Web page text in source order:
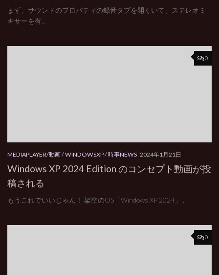
まず、サウンドのプロパティの録音タブを開くいて、ステレオミ
キサーを有...
0
MEDIAPLAYER/動画/WINDOWSXP/時事NEWS 2024年1月21日
Windows XP 2024 Edition のコンセプト動画が投
稿される
もうこれでいいじゃん！ 架空のOS「Windows XP 2024」...
0